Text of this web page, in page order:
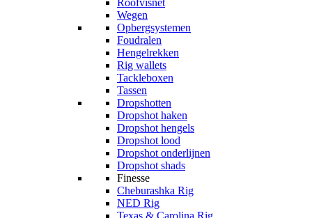
Roofvisnet
Wegen
Opbergsystemen
Foudralen
Hengelrekken
Rig wallets
Tackleboxen
Tassen
Dropshotten
Dropshot haken
Dropshot hengels
Dropshot lood
Dropshot onderlijnen
Dropshot shads
Finesse
Cheburashka Rig
NED Rig
Texas & Carolina Rig